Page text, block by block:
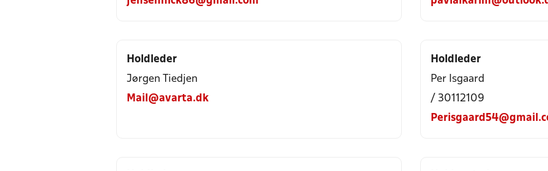
Holdleder
Jørgen Tiedjen
Mail@avarta.dk
Holdleder
Per Isgaard
/ 30112109